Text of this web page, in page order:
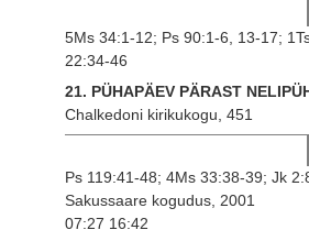
5Ms 34:1-12; Ps 90:1-6, 13-17;
22:34-46
21. PÜHAPÄEV PÄRAST
Chalkedoni kirikukogu, 451
Ps 119:41-48; 4Ms 33:38-39; Jk
Sakussaare kogudus, 2001
07:27 16:42